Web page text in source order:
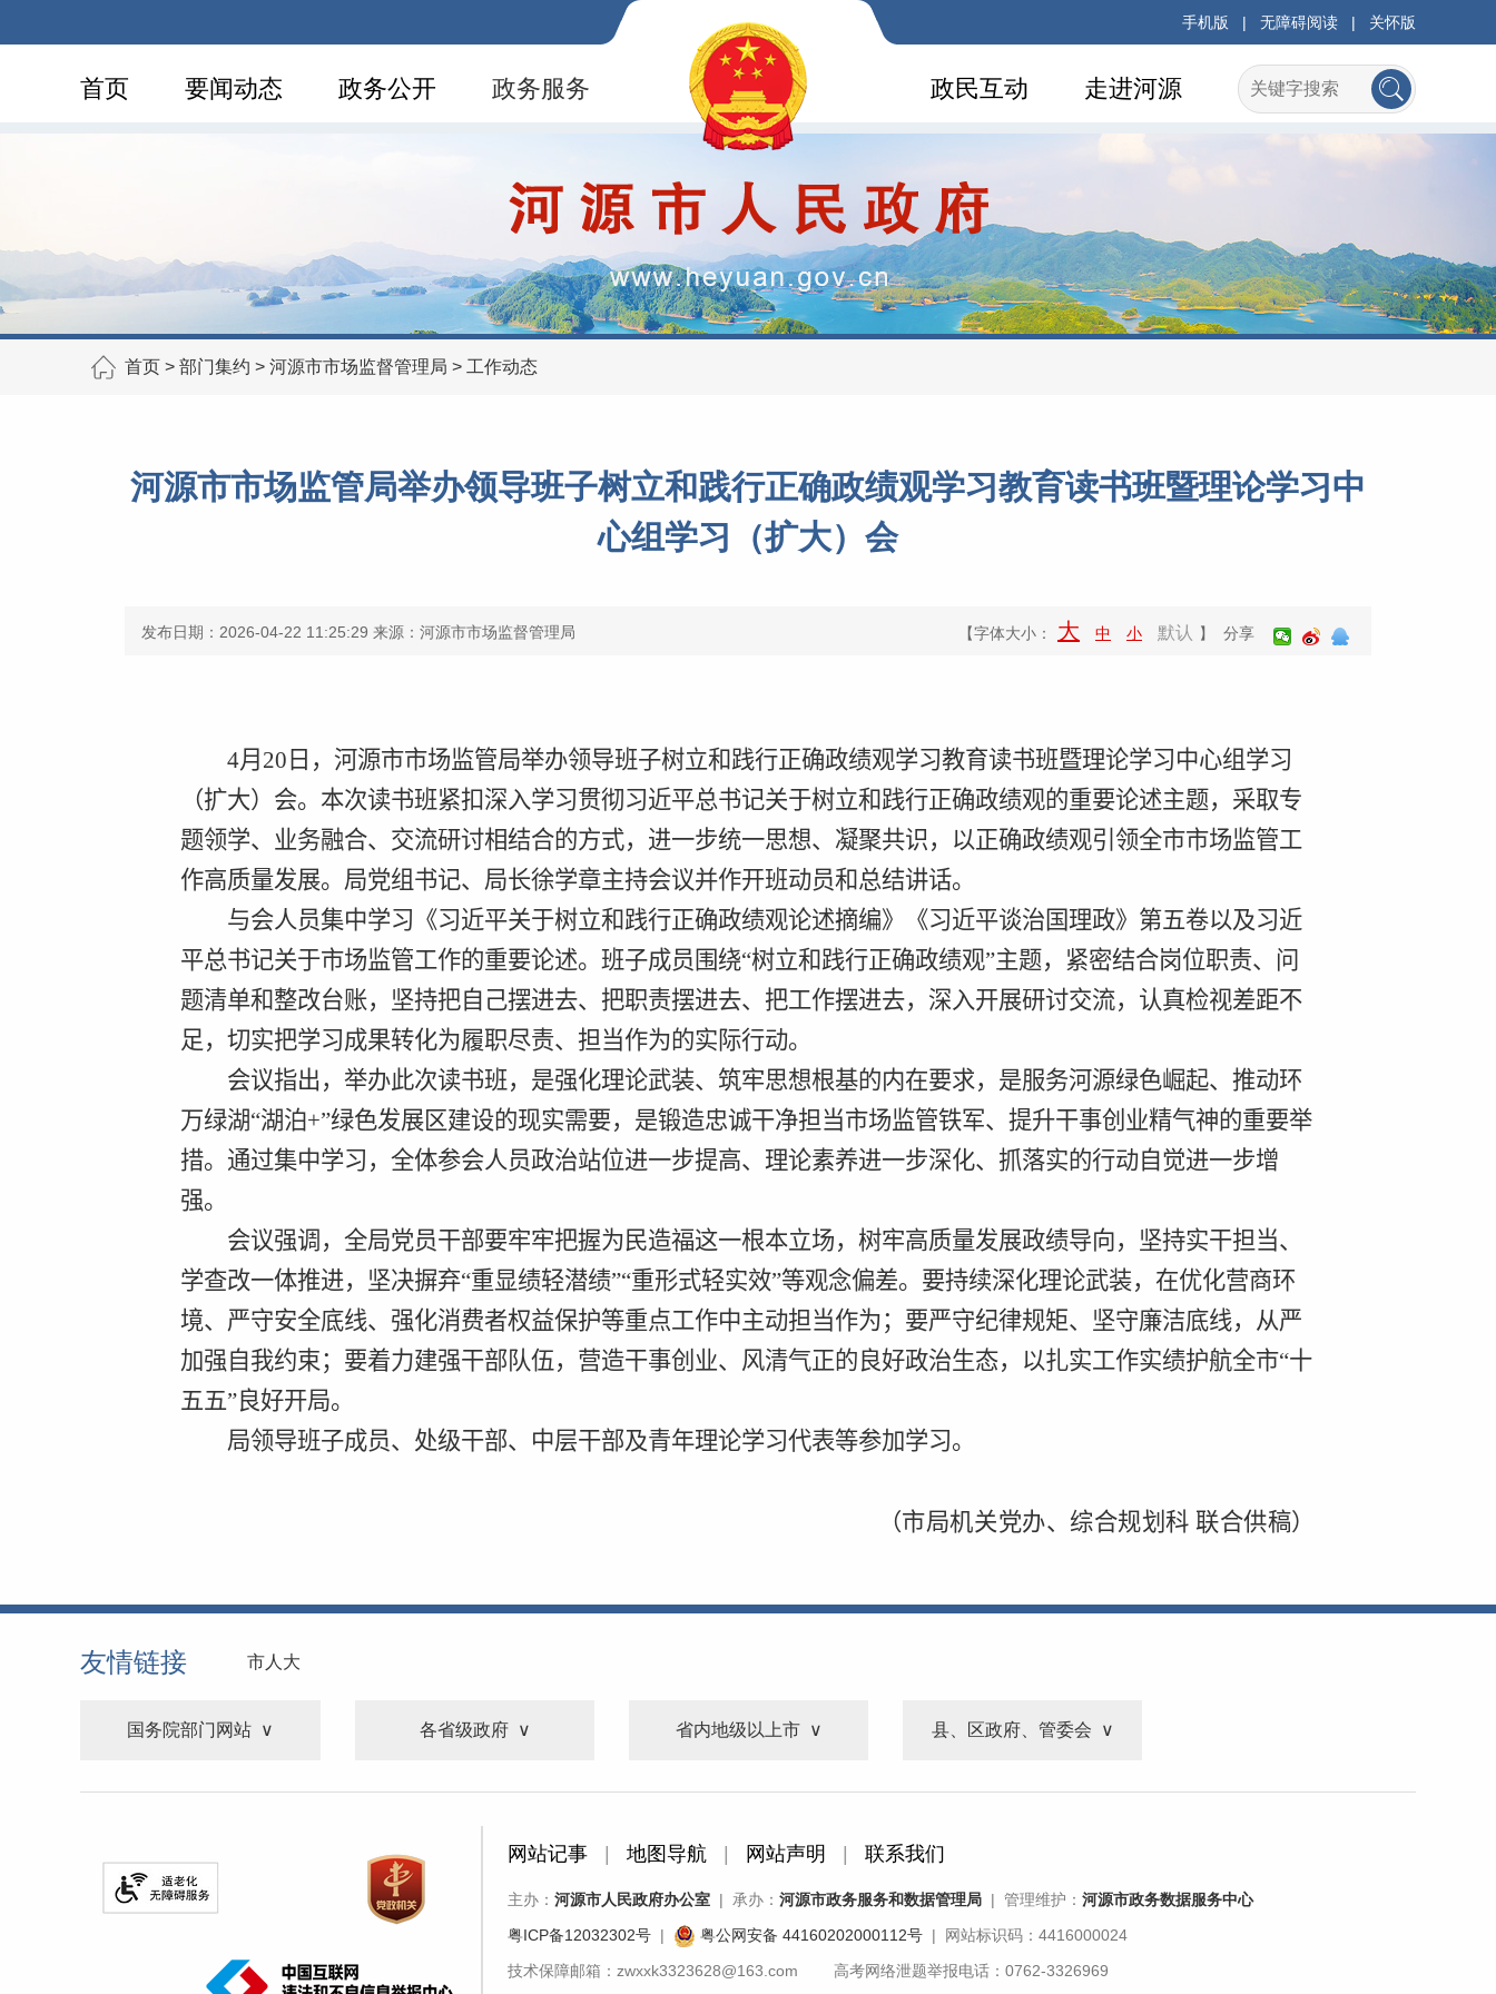
手机版 | 无障碍阅读 | 关怀版
首页 要闻动态 政务公开 政务服务 走进河源
政民互动
首页 > 部门集约 > 河源市市场监督管理局 > 工作动态
河源市市场监管局举办领导班子树立和践行正确政绩观学习教育读书班暨理论学习中
心组学习（扩大）会
发布日期：2026-04-22 11:25:29 来源：河源市市场监督管理局 【字体大小： 大 中 小 默认 】 分享
4月 20 日，河源市市场监管局举办领导班子树立和践行正确政绩观学习教育读书班暨理论学习中心组学习
（扩大）会。本次读书班紧扣深入学习贯彻习近平总书记关于树立和践行正确政绩观的重要论述主题，采取专
题领学、业务融合、交流研讨相结合的方式，进一步统一思想、凝聚共识，以正确政绩观引领全市市场监管工
作高质量发展。局党组书记、局长徐学章主持会议并作开班动员和总结讲话。
与会人员集中学习《习近平关于树立和践行正确政绩观论述摘编》《习近平谈治国理政》 第五卷以及习近
平总书记关于市场监管工作的重要论述。班子成员 围绕“树立和践行正确政绩观”主题， 紧密结合岗位职责、问
题清单和整改台账，坚持把自己摆进去、把职责摆进去、把工作摆进去，深入开展研讨交流，认真检视差距不
足，切实把学习成果转化为履职尽责、担当作为的实际行动。
会议指出，举办此次读书班，是强化理论武装、筑牢思想根基的内在要求，是服务河源绿色崛起、推动环
万绿湖“湖泊+”绿色发展区建设的现实需要，是锻造忠诚干净担当市场监管铁军、提升干事创业精气神的重要举
措。通过集中学习，全体参会人员政治站位进一步提高、理论素养进一步深化、抓落实的行动自觉进一步增
强。
会议强调，全局党员干部要牢牢把握为民造福这一根本立场，树牢高质量发展政绩导向，坚持实干担当、
学查改一体推进，坚决摒弃“重显绩轻潜绩”“重形式轻实效”等观念偏差。要持续深化理论武装，在优化营商环
境、严守安全底线、强化消费者权益保护等重点工作中主动担当作为；要严守纪律规矩、坚守廉洁底线，从严
加强自我约束；要着力建强干部队伍，营造干事创业、风清气正的良好政治生态，以扎实工作实绩护航全市“十
五五”良好开局。
局领导班子成员、处级干部、中层干部及青年理论学习代表等参加学习。
（市局机关党办、综合规划科 联合供稿）
友情链接 市人大
国务院部门网站 各省级政府 省内地级以上市 县、区政府、管委会
网站记事 地图导航 网站声明 联系我们
主办： 河源市人民政府办公室 | 承办： 河源市政务服务和数据管理局 | 管理维护： 河源市政务数据服务中心
粤ICP备12032302号 | 粤公网安备 44160202000112号 | 网站标识码：4416000024
技术保障邮箱：zwxxk3323628@163.com 高考网络泄题举报电话：0762-3326969